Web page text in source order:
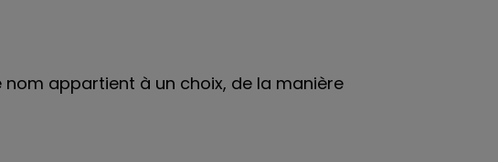
appartient à un choix, de la manière